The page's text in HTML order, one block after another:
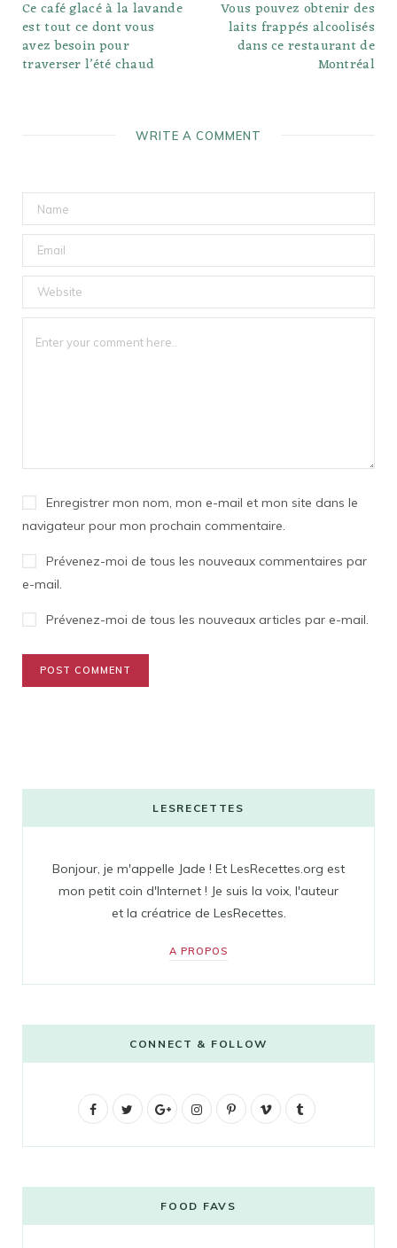
Ce café glacé à la lavande
est tout ce dont vous
avez besoin pour
traverser l’été chaud
Vous pouvez obtenir des
laits frappés alcoolisés
dans ce restaurant de
Montréal
WRITE A COMMENT
Enregistrer mon nom, mon e-mail et mon site dans le
navigateur pour mon prochain commentaire.
Prévenez-moi de tous les nouveaux commentaires par
e-mail.
Prévenez-moi de tous les nouveaux articles par e-mail.
LESRECETTES
Bonjour, je m'appelle Jade ! Et LesRecettes.org est
mon petit coin d'Internet ! Je suis la voix, l'auteur
et la créatrice de LesRecettes.
A PROPOS
CONNECT & FOLLOW
F
b
t
G
g
l
I
t
a
P
e
V
o
l
FOOD FAVS